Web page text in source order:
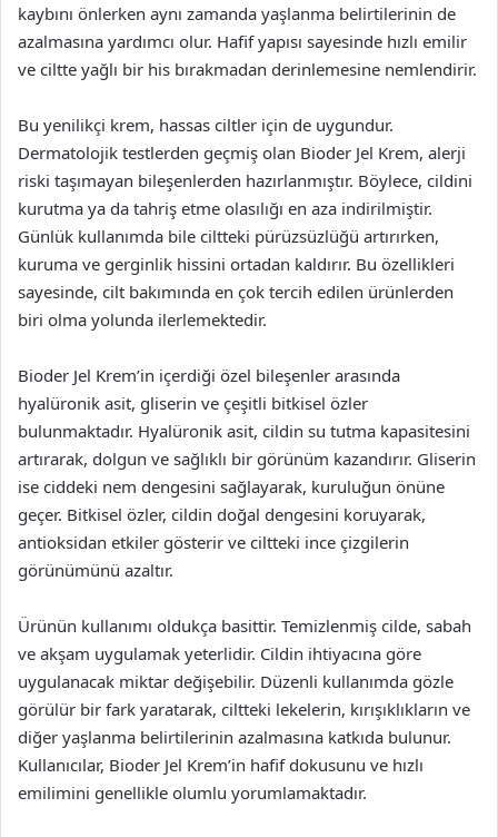
kaybını önlerken aynı zamanda yaşlanma belirtilerinin de
azalmasına yardımcı olur. Hafif yapısı sayesinde hızlı emilir
ve ciltte yağlı bir his bırakmadan derinlemesine nemlendirir.
Bu yenilikçi krem, hassas ciltler için de uygundur.
Dermatolojik testlerden geçmiş olan Bioder Jel Krem, alerji
riski taşımayan bileşenlerden hazırlanmıştır. Böylece, cildini
kurutma ya da tahriş etme olasılığı en aza indirilmiştir.
Günlük kullanımda bile ciltteki pürüzsüzlüğü artırırken,
kuruma ve gerginlik hissini ortadan kaldırır. Bu özellikleri
sayesinde, cilt bakımında en çok tercih edilen ürünlerden
biri olma yolunda ilerlemektedir.
Bioder Jel Krem’in içerdiği özel bileşenler arasında
hyalüronik asit, gliserin ve çeşitli bitkisel özler
bulunmaktadır. Hyalüronik asit, cildin su tutma kapasitesini
artırarak, dolgun ve sağlıklı bir görünüm kazandırır. Gliserin
ise ciddeki nem dengesini sağlayarak, kuruluğun önüne
geçer. Bitkisel özler, cildin doğal dengesini koruyarak,
antioksidan etkiler gösterir ve ciltteki ince çizgilerin
görünümünü azaltır.
Ürünün kullanımı oldukça basittir. Temizlenmiş cilde, sabah
ve akşam uygulamak yeterlidir. Cildin ihtiyacına göre
uygulanacak miktar değişebilir. Düzenli kullanımda gözle
görülür bir fark yaratarak, ciltteki lekelerin, kırışıklıkların ve
diğer yaşlanma belirtilerinin azalmasına katkıda bulunur.
Kullanıcılar, Bioder Jel Krem’in hafif dokusunu ve hızlı
emilimini genellikle olumlu yorumlamaktadır.